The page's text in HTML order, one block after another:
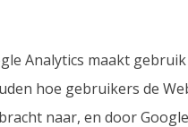
Analytics maakt
hoe gebruikers de
naar, en door